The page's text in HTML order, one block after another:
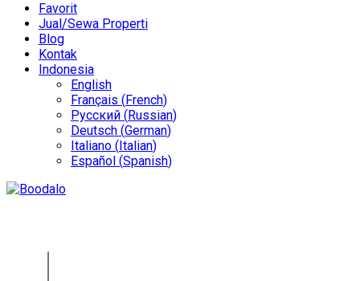
Favorit
Jual/Sewa Properti
Blog
Kontak
Indonesia
English
Français (French)
Русский (Russian)
Deutsch (German)
Italiano (Italian)
Español (Spanish)